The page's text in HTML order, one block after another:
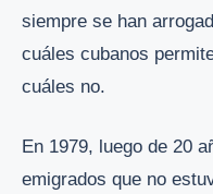
siempre se han
cuáles cubanos
cuáles no.
En 1979, luego de 20
emigrados que no